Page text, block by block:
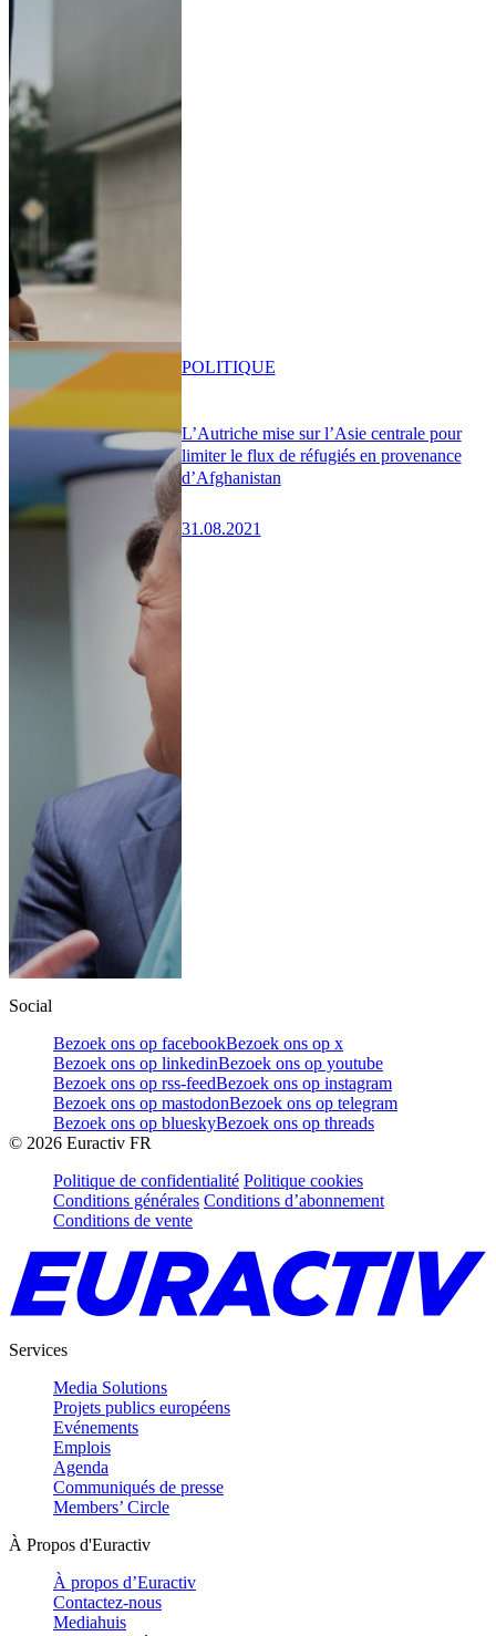
L’Autriche mise sur l’Asie centrale pour
limiter le flux de réfugiés en provenance
d’Afghanistan
31.08.2021
POLITIQUE
Social
Bezoek ons op facebookBezoek ons op x
Bezoek ons op linkedinBezoek ons op youtube
Bezoek ons op rss-feedBezoek ons op instagram
Bezoek ons op mastodonBezoek ons op telegram
Bezoek ons op blueskyBezoek ons op threads
© 2026 Euractiv FR
Politique de confidentialité Politique cookies
Conditions générales Conditions d’abonnement
Conditions de vente
Services
Media Solutions
Projets publics européens
Evénements
Emplois
Agenda
Communiqués de presse
Members’ Circle
À Propos d'Euractiv
À propos d’Euractiv
Contactez-nous
Mediahuis